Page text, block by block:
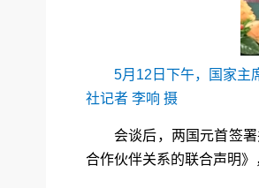
5月12日下午，国家主
社记者 李响 摄
会谈后，两国元首签
合作伙伴关系的联合声明